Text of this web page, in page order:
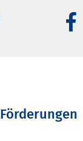
Förderungen